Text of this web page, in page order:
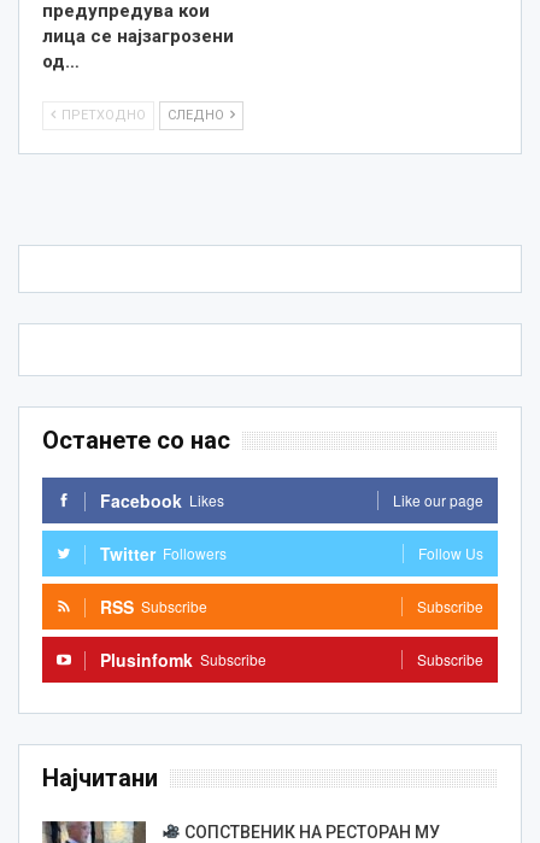
предупредува кои
лица се најзагрозени
од…
ПРЕТХОДНО СЛЕДНО
Останете со нас
Facebook Likes Like our page
Twitter Followers Follow Us
RSS Subscribe Subscribe
Plusinfomk Subscribe Subscribe
Најчитани
СОПСТВЕНИК НА РЕСТОРАН МУ